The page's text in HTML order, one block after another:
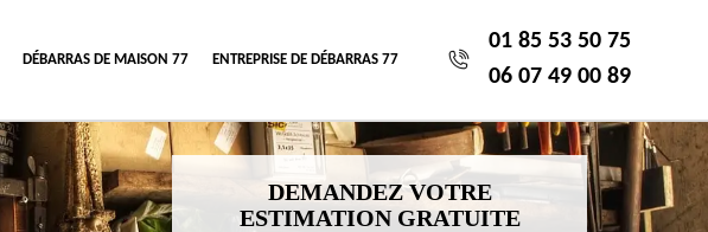
DÉBARRAS DE MAISON 77 ENTREPRISE DE DÉBARRAS 77
01 85 53 50 75
06 07 49 00 89
DEMANDEZ VOTRE
ESTIMATION GRATUITE